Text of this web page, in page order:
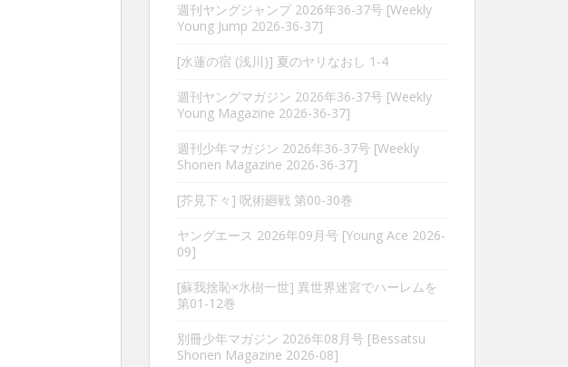
週刊ヤングジャンプ 2026年36-37号 [Weekly
Young Jump 2026-36-37]
[水蓮の宿 (浅川)] 夏のヤリなおし 1-4
週刊ヤングマガジン 2026年36-37号 [Weekly
Young Magazine 2026-36-37]
週刊少年マガジン 2026年36-37号 [Weekly
Shonen Magazine 2026-36-37]
[芥見下々] 呪術廻戦 第00-30巻
ヤングエース 2026年09月号 [Young Ace 2026-
09]
[蘇我捨恥×氷樹一世] 異世界迷宮でハーレムを
第01-12巻
別冊少年マガジン 2026年08月号 [Bessatsu
Shonen Magazine 2026-08]